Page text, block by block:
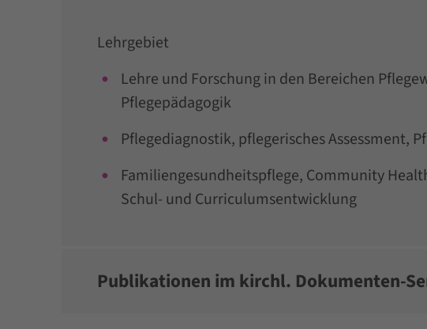
Lehrgebiet
Lehre und Forschung in den Bereichen
Pflegepädagogik
Pflegediagnostik, pflegerisches Assessment,
Familiengesundheitspflege, Community
Schul- und Curriculumsentwicklung
Publikationen im kirchl. Dokumenten-